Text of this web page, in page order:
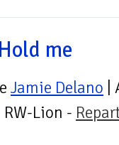
me
e Jamie Delano
RW-Lion -